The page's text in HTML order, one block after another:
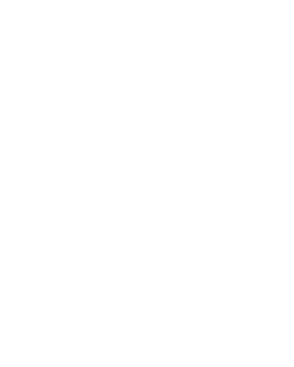
V Spodnji Ščavnici, nekaj sto
eno najstarejših in največjih
pomurski gozdarji, ob
drugih, ki se zavedajo